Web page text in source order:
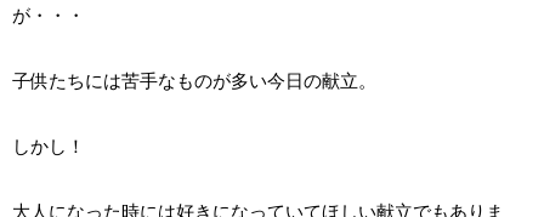
が・・・
子供たちには苦手なものが多い今日の献立。
しかし！
大人になった時には好きになっていてほしい献立でもありま